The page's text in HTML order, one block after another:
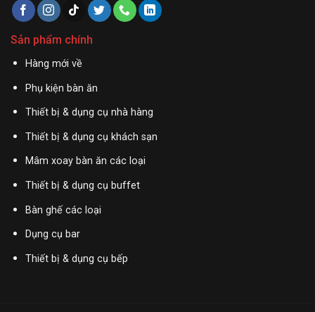
Sản phẩm chính
Hàng mới về
Phụ kiện bàn ăn
Thiết bị & dụng cụ nhà hàng
Thiết bị & dụng cụ khách sạn
Mâm xoay bàn ăn các loại
Thiết bị & dụng cụ buffet
Bàn ghế các loại
Dụng cụ bar
Thiết bị & dụng cụ bếp